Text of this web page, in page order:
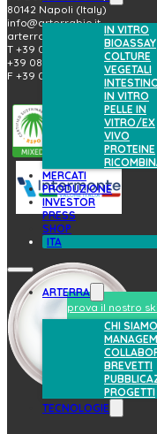
IN VITRO
BIOASSAY
COLTURE
VEGETALI
IN VITRO
PELLE IN
VITRO/EX
VIVO
PROTEINE
MERCATI
PRODUZIONE
INVESTOR
PRESS
SHOP
ITA
ARTERRA
CHI SIAMO
BREVETTI
PROGETTI
TECNOLOGIE
80142 Napoli (Italy)
info@arterrabio.it
arterra@pec.it
T +39 081.6584411
+39 081.6584396
F +39 081.2144864
prova il nostro